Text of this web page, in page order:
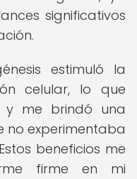
significativos
estimuló la
celular, lo que
y me brindó una
no experimentaba
beneficios me
firme en mi